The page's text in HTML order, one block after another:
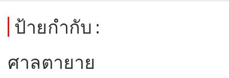
ป้ายกำกับ :
ศาลตายาย